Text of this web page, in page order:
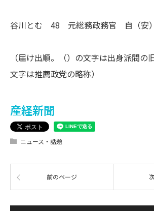
谷川とむ 48 元総務政務官 自（安）
（届け出順。（）の文字は出身派閥の
文字は推薦政党の略称）
産経新聞
ニュース・話題
前のページ